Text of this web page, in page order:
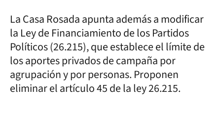
La Casa Rosada apunta además a modificar
la Ley de Financiamiento de los Partidos
Políticos (26.215), que establece el límite de
los aportes privados de campaña por
agrupación y por personas. Proponen
eliminar el artículo 45 de la ley 26.215.